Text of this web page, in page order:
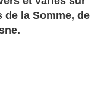
de la Somme, de